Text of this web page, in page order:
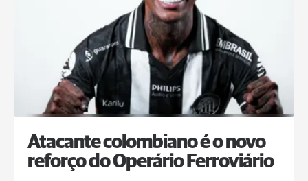
Atacante colombiano é o novo
reforço do Operário Ferroviário